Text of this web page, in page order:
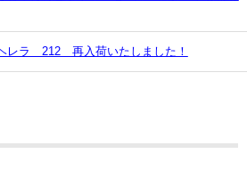
レラ 212 再入荷いたしました！